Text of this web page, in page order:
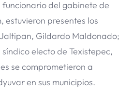
del gabinete de
estuvieron presentes los
Gildardo Maldonado;
electo de Texistepec,
se comprometieron a
en sus municipios.